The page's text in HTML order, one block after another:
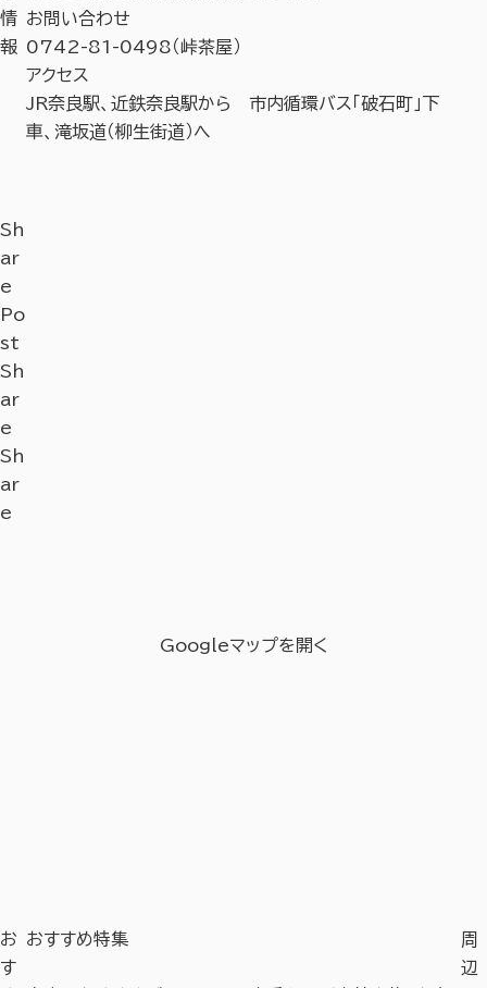
情
報
お問い合わせ
0742-81-0498（峠茶屋）
アクセス
JR奈良駅、近鉄奈良駅から 市内循環バス「破石町」下
車、滝坂道（柳生街道）へ
Googleマップを開く
Sh
ar
e
Po
st
Sh
ar
e
Sh
ar
e
お
す
おすすめ特集
周
辺